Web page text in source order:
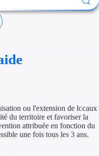
Création
Aides sans
Subventions
ou l'extension de locaux
du territoire et favoriser la
attribuée en fonction du
une fois tous les 3 ans.